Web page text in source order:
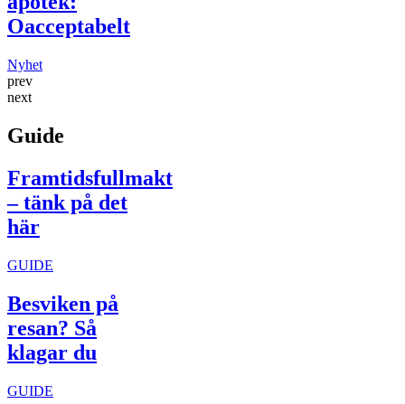
Oacceptabelt
Nyhet
prev
next
Guide
Framtidsfullmakt
– tänk på det
här
GUIDE
Besviken på
resan? Så
klagar du
GUIDE